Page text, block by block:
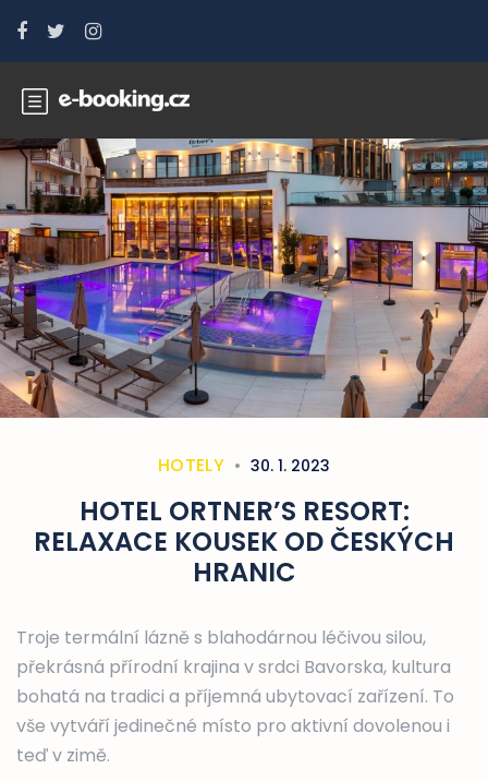
HOTELY 30. 1. 2023
HOTEL ORTNER’S RESORT:
RELAXACE KOUSEK OD ČESKÝCH
HRANIC
Troje termální lázně s blahodárnou léčivou silou,
překrásná přírodní krajina v srdci Bavorska, kultura
bohatá na tradici a příjemná ubytovací zařízení. To
vše vytváří jedinečné místo pro aktivní dovolenou i
teď v zimě.